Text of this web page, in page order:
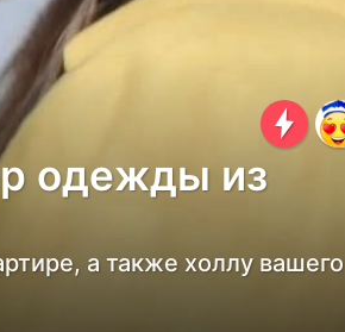
одежды из
а также холлу вашего